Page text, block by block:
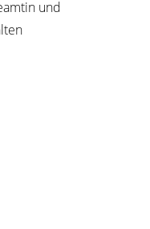
und